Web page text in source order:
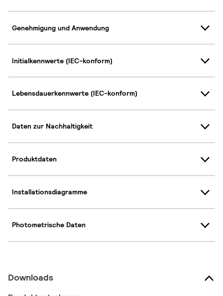
Genehmigung und Anwendung
Initialkennwerte (IEC-konform)
Lebensdauerkennwerte (IEC-konform)
Daten zur Nachhaltigkeit
Produktdaten
Installationsdiagramme
Photometrische Daten
Downloads